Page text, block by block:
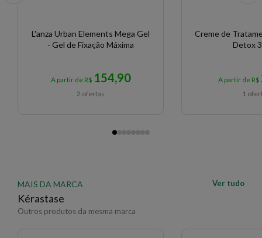
L'anza Urban Elements Mega Gel
- Gel de Fixação Máxima
A partir de R$ 154,90
2 ofertas
Creme de
Detox
A partir de R$
1
MAIS DA MARCA
Kérastase
Outros produtos da mesma marca
Ver tudo